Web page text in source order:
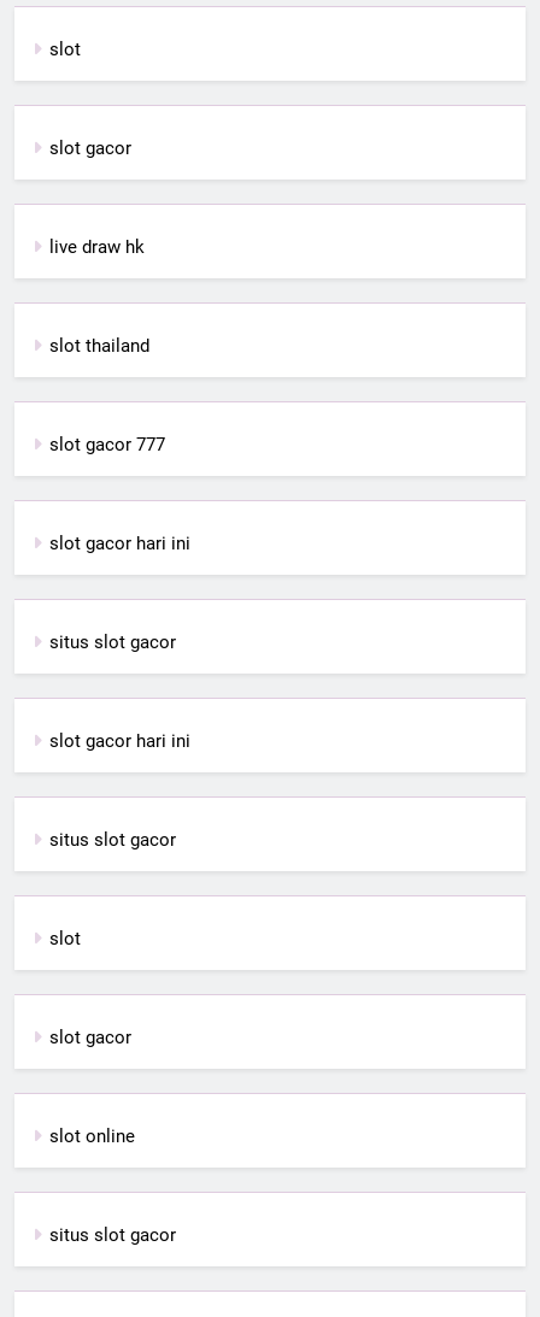
slot
slot gacor
live draw hk
slot thailand
slot gacor 777
slot gacor hari ini
situs slot gacor
slot gacor hari ini
situs slot gacor
slot
slot gacor
slot online
situs slot gacor